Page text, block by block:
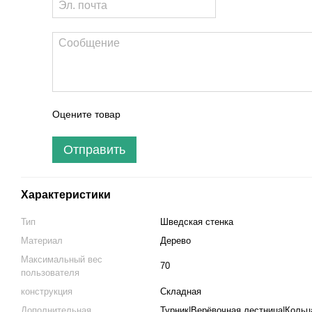
Оцените товар
Отправить
Характеристики
Тип
Шведская стенка
Материал
Дерево
Максимальный вес
пользователя
70
конструкция
Складная